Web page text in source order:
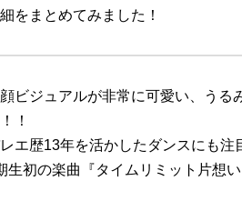
をまとめてみました！
ビジュアルが非常に可愛い、うる
！
エ歴13年を活かしたダンスにも注
生初の楽曲『タイムリミット片想